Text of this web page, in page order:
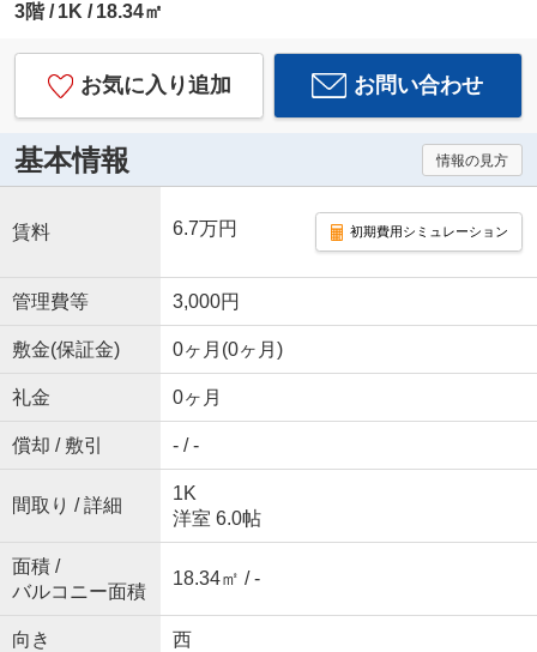
3階
1K 18.34㎡
お気に入り追加 お問い合わせ
基本情報 情報の見方
賃料 6.7万円 初期費用シミュレーション
管理費等 3,000円
敷金(保証金) 0ヶ月(0ヶ月)
礼金 0ヶ月
償却 / 敷引 - / -
間取り / 詳細
1K
洋室 6.0帖
面積 /
バルコニー面積
18.34㎡ / -
向き 西